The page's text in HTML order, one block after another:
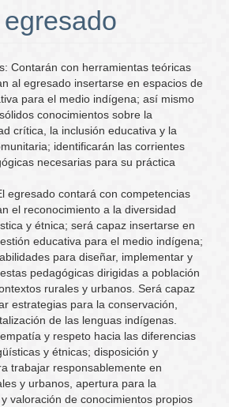
Contarán con herramientas teóricas
al egresado insertarse en espacios de
para el medio indígena; así mismo
conocimientos sobre la
crítica, la inclusión educativa y la
identificarán las corrientes
necesarias para su práctica
egresado contará con competencias
el reconocimiento a la diversidad
y étnica; será capaz insertarse en
educativa para el medio indígena;
para diseñar, implementar y
pedagógicas dirigidas a población
rurales y urbanos. Será capaz
estrategias para la conservación,
de las lenguas indígenas.
y respeto hacia las diferencias
y étnicas; disposición y
trabajar responsablemente en
y urbanos, apertura para la
valoración de conocimientos propios